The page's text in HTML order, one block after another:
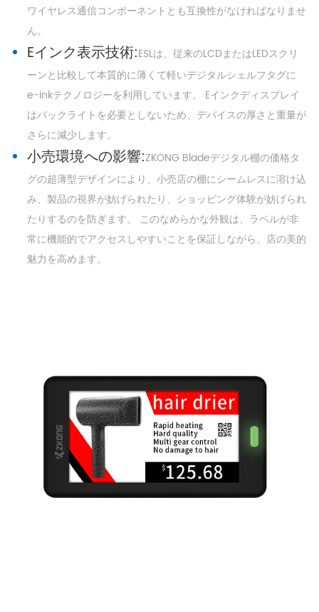
ワイヤレス通信コンポーネントとも互換性がなければなりませ
ん。
Eインク表示技術:ESLは、従来のLCDまたはLEDスクリ
ーンと比較して本質的に薄くて軽いデジタルシェルフタグに
e-inkテクノロジーを利用しています。 Eインクディスプレイ
はバックライトを必要としないため、デバイスの厚さと重量が
さらに減少します。
小売環境への影響:ZKONG Bladeデジタル棚の価格タ
グの超薄型デザインにより、小売店の棚にシームレスに溶け込
み、製品の視界が妨げられたり、ショッピング体験が妨げられ
たりするのを防ぎます。 このなめらかな外観は、ラベルが非
常に機能的でアクセスしやすいことを保証しながら、店の美的
魅力を高めます。